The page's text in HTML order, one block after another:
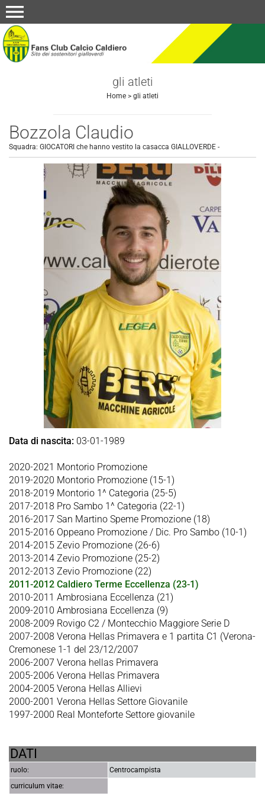
menu
gli atleti
Home > gli atleti
Bozzola Claudio
Squadra: GIOCATORI che hanno vestito la casacca GIALLOVERDE -
Data di nascita: 03-01-1989
2020-2021 Montorio Promozione
2019-2020 Montorio Promozione (15-1)
2018-2019 Montorio 1^ Categoria (25-5)
2017-2018 Pro Sambo 1^ Categoria (22-1)
2016-2017 San Martino Speme Promozione (18)
2015-2016 Oppeano Promozione / Dic. Pro Sambo (10-1)
2014-2015 Zevio Promozione (26-6)
2013-2014 Zevio Promozione (25-2)
2012-2013 Zevio Promozione (22)
2011-2012 Caldiero Terme Eccellenza (23-1)
2010-2011 Ambrosiana Eccellenza (21)
2009-2010 Ambrosiana Eccellenza (9)
2008-2009 Rovigo C2 / Montecchio Maggiore Serie D
2007-2008 Verona Hellas Primavera e 1 partita C1 (Verona-
Cremonese 1-1 del 23/12/2007
2006-2007 Verona hellas Primavera
2005-2006 Verona Hellas Primavera
2004-2005 Verona Hellas Allievi
2000-2001 Verona Hellas Settore Giovanile
1997-2000 Real Monteforte Settore giovanile
DATI
ruolo:
Centrocampista
curriculum vitae: